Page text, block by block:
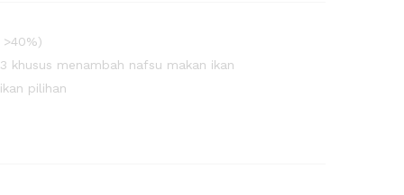
khusus menambah nafsu makan ikan
pilihan